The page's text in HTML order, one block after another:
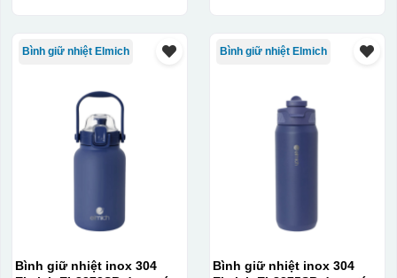
Da
Bình giữ nhiệt Elmich
Bình giữ nhiệt inox 304
Bình giữ nhiệt Elmich
Bình giữ nhiệt inox 304